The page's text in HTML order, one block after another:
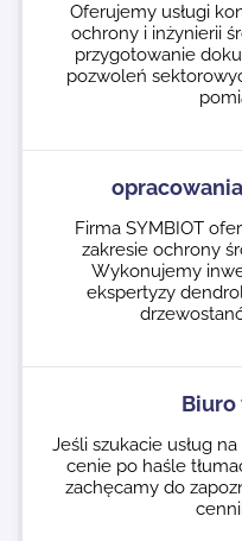
Oferujemy usługi
ochrony i inżynierii
przygotowanie
pozwoleń
Firma SYMBIOT
zakresie ochrony
Wykonujemy
ekspertyzy
Biuro
Jeśli szukacie usług
cenie po haśle
zachęcamy do